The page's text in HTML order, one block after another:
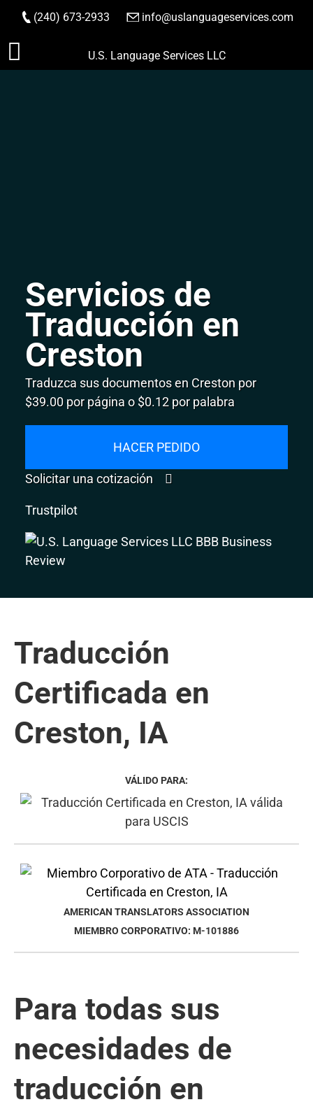
Saltar
(240) 673-2933 info@uslanguageservices.com
HACER PEDIDO
U.S. Language Services LLC
Servicios de
Traducción en
Creston
Traduzca sus documentos en Creston por
$39.00 por página o $0.12 por palabra
HACER PEDIDO
Solicitar una cotización
Trustpilot
Traducción
Certificada en
Creston, IA
VÁLIDO PARA:
AMERICAN TRANSLATORS ASSOCIATION
MIEMBRO CORPORATIVO: M-101886
Para todas sus
necesidades de
traducción en